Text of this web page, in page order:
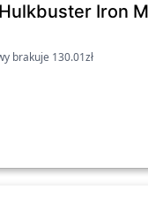
Iron
brakuje 130.01zł